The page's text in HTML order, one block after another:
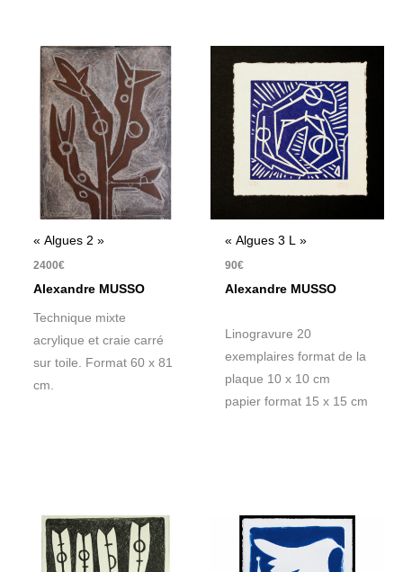
« Algues 2 »
2400€
Alexandre MUSSO
Technique mixte
acrylique et craie carré
sur toile. Format 60 x 81
cm.
« Algues 3 L »
90€
Alexandre MUSSO
Linogravure 20
exemplaires format de la
plaque 10 x 10 cm
papier format 15 x 15 cm